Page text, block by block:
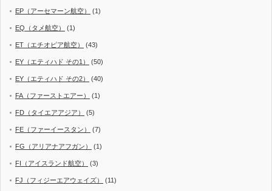
EP（アーセマーン航空） (1)
EQ（タメ航空） (1)
ET（エチオピア航空） (43)
EY（エティハド その1） (50)
EY（エティハド その2） (40)
FA（ファーストエアー） (1)
FD（タイエアアジア） (5)
FE（ファーイースタン） (7)
FG（アリアナアフガン） (1)
FI（アイスランド航空） (3)
FJ（フィジーエアウェイズ） (11)